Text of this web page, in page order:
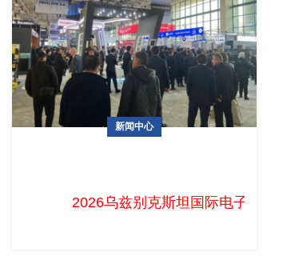
新闻中心
2026乌兹别克斯坦国际电子展火热